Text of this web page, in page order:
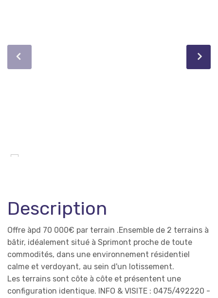
Description
Offre àpd 70 000€ par terrain .Ensemble de 2 terrains à
bâtir, idéalement situé à Sprimont proche de toute
commodités, dans une environnement résidentiel
calme et verdoyant, au sein d'un lotissement.
Les terrains sont côte à côte et présentent une
configuration identique. INFO & VISITE : 0475/492220 -